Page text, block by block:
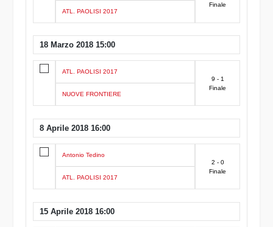
ATL. PAOLISI 2017
Finale
18 Marzo 2018 15:00
ATL. PAOLISI 2017
NUOVE FRONTIERE
9 - 1
Finale
8 Aprile 2018 16:00
Antonio Tedino
ATL. PAOLISI 2017
2 - 0
Finale
15 Aprile 2018 16:00